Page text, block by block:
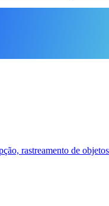
rastreamento de